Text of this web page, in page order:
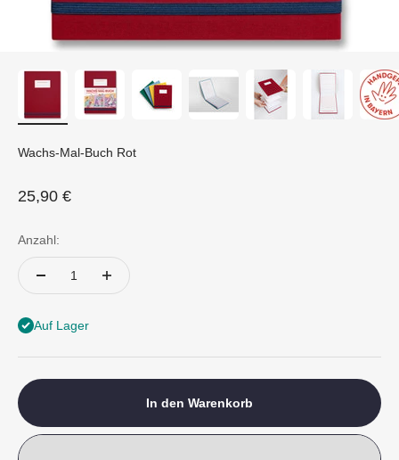
Wachs-Mal-Buch Rot
Angebot
25,90 €
Anzahl:
Auf Lager
In den Warenkorb